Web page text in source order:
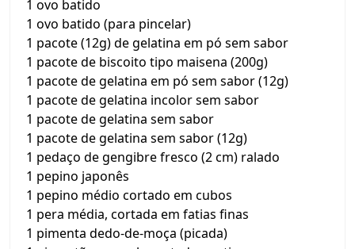
1 ovo batido
1 ovo batido (para pincelar)
1 pacote (12g) de gelatina em pó sem sabor
1 pacote de biscoito tipo maisena (200g)
1 pacote de gelatina em pó sem sabor (12g)
1 pacote de gelatina incolor sem sabor
1 pacote de gelatina sem sabor
1 pacote de gelatina sem sabor (12g)
1 pedaço de gengibre fresco (2 cm) ralado
1 pepino japonês
1 pepino médio cortado em cubos
1 pera média, cortada em fatias finas
1 pimenta dedo-de-moça (picada)